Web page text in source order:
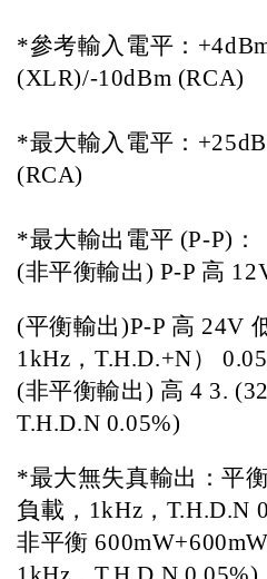
*參考輸入電平：
(XLR)/-
*最大輸入電平：
*最大輸出電平 (P-P)：
(非平衡輸出) P-P 高
(平衡輸出)P-P 高 24V
1kHz，T.H.D.+N）
(非平衡輸出) 高 4 3.
T.H.D.N 0.05%)
*最大無失真輸出：平
負載，1kHz，T.H.D.N
非平衡